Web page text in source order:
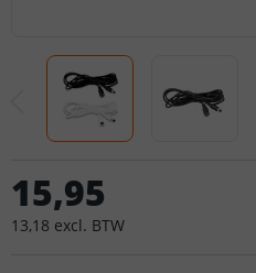
15,95
13,18 excl. BTW